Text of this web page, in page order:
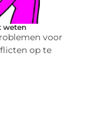
weten
voor
op te